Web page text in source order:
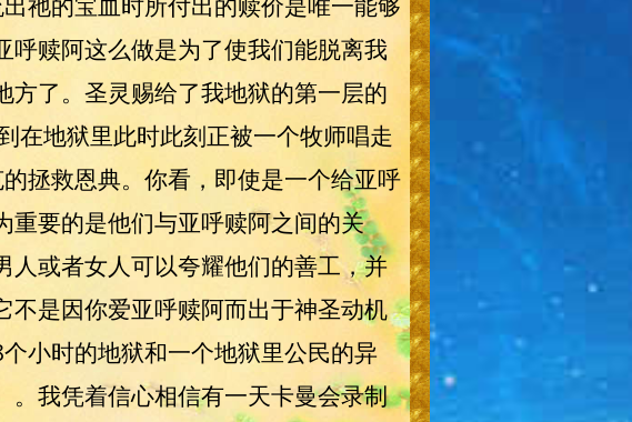
呼赎阿这么做是为了使我们能脱离我
了。圣灵赐给了我地狱的第一层的
在地狱里此时此刻正被一个牧师唱走
拯救恩典。你看，即使是一个给亚呼
重要的是他们与亚呼赎阿之间的关
人或者女人可以夸耀他们的善工，并
不是因你爱亚呼赎阿而出于神圣动机
小时的地狱和一个地狱里公民的异
。我凭着信心相信有一天卡曼会录制